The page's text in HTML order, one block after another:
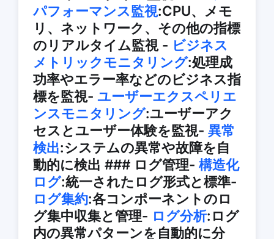
パフォーマンス監視:CPU、メモ
リ、ネットワーク、その他の指標
のリアルタイム監視 - ビジネス
メトリックモニタリング:処理成
功率やエラー率などのビジネス指
標を監視- ユーザーエクスペリエ
ンスモニタリング:ユーザーアク
セスとユーザー体験を監視- 異常
検出:システムの異常や故障を自
動的に検出 ### ログ管理- 構造化
ログ:統一されたログ形式と標準-
ログ集約:各コンポーネントのロ
グ集中収集と管理- ログ分析:ログ
内の異常パターンを自動的に分